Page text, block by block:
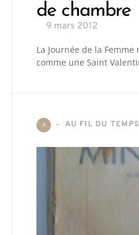
de chambre
9 mars 2012
La Journée de la
comme une Saint
A AU FIL DU TEMPS